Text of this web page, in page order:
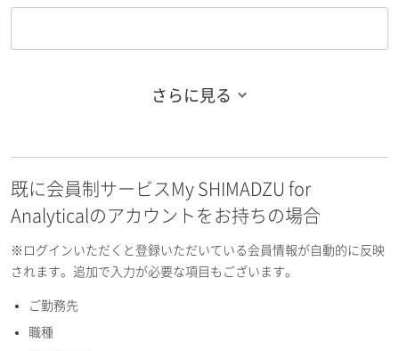
お名前フリガナ（名）
E-mailアドレス（半角英数）
さらに見る
既に会員制サービスMy SHIMADZU for
Analyticalのアカウントをお持ちの場合
※ログインいただくと登録いただいている会員情報が自動的に反映
されます。追加で入力が必要な項目もございます。
ご勤務先
職種